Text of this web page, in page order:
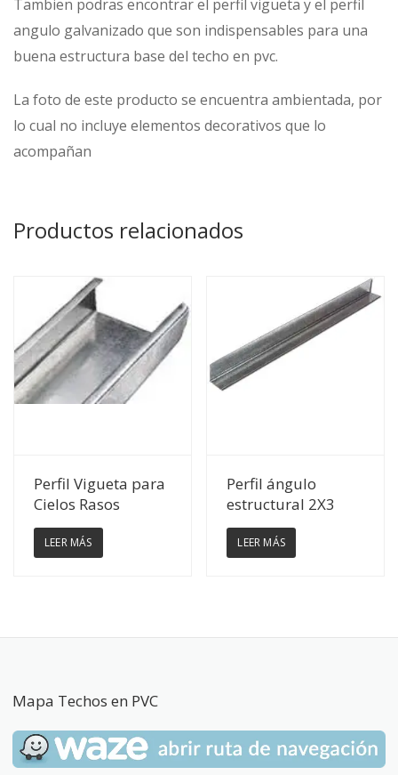
Tambien podras encontrar el perfil vigueta y el perfil
angulo galvanizado que son indispensables para una
buena estructura base del techo en pvc.
La foto de este producto se encuentra ambientada, por
lo cual no incluye elementos decorativos que lo
acompañan
Productos relacionados
Ver Detalles
Perfil Vigueta para
Cielos Rasos
LEER MÁS
Ver Detalles
Perfil ángulo
estructural 2X3
LEER MÁS
Mapa Techos en PVC